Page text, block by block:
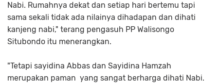
Nabi. Rumahnya dekat dan setiap hari bertemu tapi
sama sekali tidak ada nilainya dihadapan dan dihati
kanjeng nabi," terang pengasuh PP Walisongo
Situbondo itu menerangkan.
"Tetapi sayidina Abbas dan Sayidina Hamzah
merupakan paman yang sangat berharga dihati Nabi.